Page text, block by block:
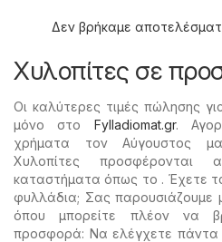
Δεν βρήκαμε
Χυλοπίτες σε
Οι καλύτερες τιμές πώλησης
μόνο στο Fylladiomat.gr.
χρήματα τον Αύγουστος
Χυλοπίτες
καταστήματα όπως το . Έχετε
φυλλάδια; Σας παρουσιάζουμε
όπου μπορείτε πλέον να
προσφορά: Να ελέγχετε πάντα